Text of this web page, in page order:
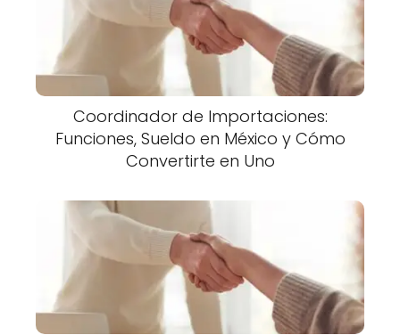
Coordinador de Importaciones:
Funciones, Sueldo en México y Cómo
Convertirte en Uno